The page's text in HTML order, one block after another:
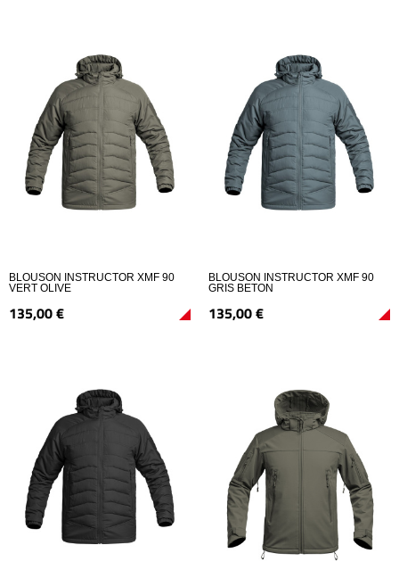
BLOUSON INSTRUCTOR XMF 90
VERT OLIVE
135,00€
BLOUSON INSTRUCTOR XMF 90
GRIS BETON
135,00€